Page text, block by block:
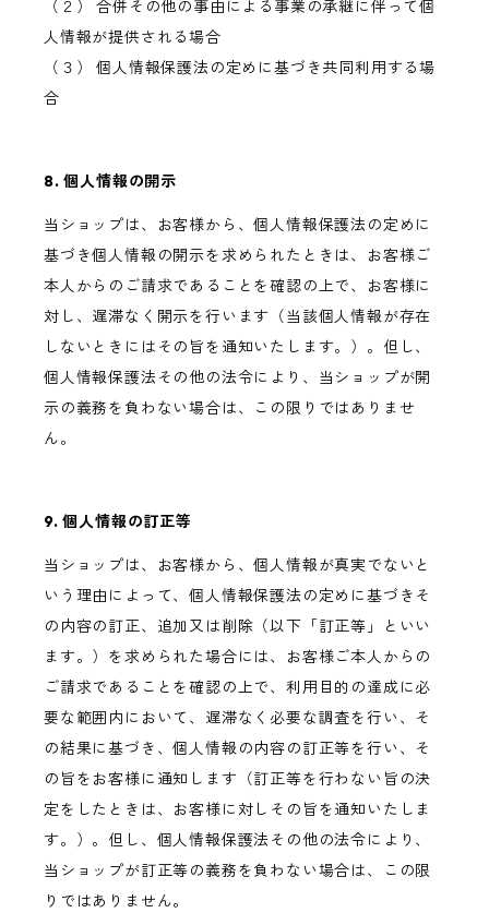
（２） 合併その他の事由による事業の承継に伴って個
人情報が提供される場合
（３） 個人情報保護法の定めに基づき共同利用する場
合
8. 個人情報の開示
当ショップは、お客様から、個人情報保護法の定めに
基づき個人情報の開示を求められたときは、お客様ご
本人からのご請求であることを確認の上で、お客様に
対し、遅滞なく開示を行います（当該個人情報が存在
しないときにはその旨を通知いたします。）。但し、
個人情報保護法その他の法令により、当ショップが開
示の義務を負わない場合は、この限りではありませ
ん。
9. 個人情報の訂正等
当ショップは、お客様から、個人情報が真実でないと
いう理由によって、個人情報保護法の定めに基づきそ
の内容の訂正、追加又は削除（以下「訂正等」といい
ます。）を求められた場合には、お客様ご本人からの
ご請求であることを確認の上で、利用目的の達成に必
要な範囲内において、遅滞なく必要な調査を行い、そ
の結果に基づき、個人情報の内容の訂正等を行い、そ
の旨をお客様に通知します（訂正等を行わない旨の決
定をしたときは、お客様に対しその旨を通知いたしま
す。）。但し、個人情報保護法その他の法令により、
当ショップが訂正等の義務を負わない場合は、この限
りではありません。